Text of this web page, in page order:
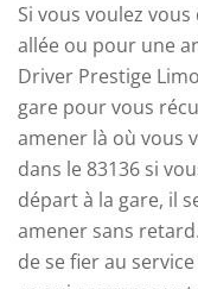
Si vous voulez
allée ou pour une
Driver Prestige
gare pour vous
amener là où vous
dans le 83136 si
départ à la gare, il
amener sans
de se fier au